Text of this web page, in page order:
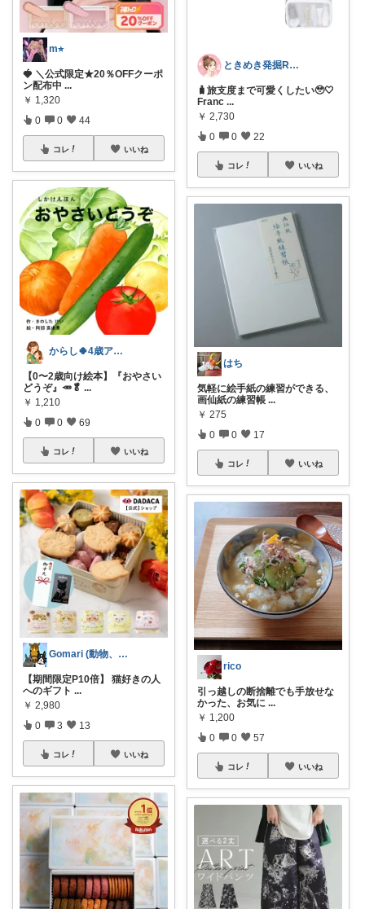
m⭐︎
🍓 ＼公式限定★20％OFFクーポ
ン配布中 ...
￥ 1,320
0 0 44
コレ いいね
からし🍀4歳アレっ子育児&知育
【0〜2歳向け絵本】『おやさい
どうぞ』🥕🥬 ...
￥ 1,210
0 0 69
コレ いいね
Gomari (動物、ハンドメイド好き)
【期間限定P10倍】 猫好きの人
へのギフト ...
￥ 2,980
0 3 13
コレ いいね
ときめき発掘ROOM
🧳旅支度まで可愛くしたい🥹🤍
Franc ...
￥ 2,730
0 0 22
コレ いいね
はち
気軽に絵手紙の練習ができる、
画仙紙の練習帳 ...
￥ 275
0 0 17
コレ いいね
rico
引っ越しの断捨離でも手放せな
かった、お気に ...
￥ 1,200
0 0 57
コレ いいね